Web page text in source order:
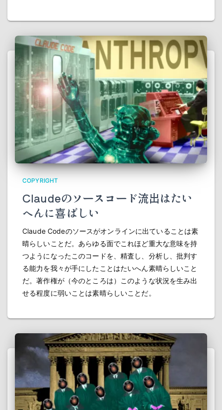
COPYRIGHT
Claudeのソースコード流出はたい
へんに喜ばしい
Claude Codeのソースがオンラインに出ていることは素
晴らしいことだ。あらゆる面でこれほど重大な意味を持
つようになったこのコードを、精査し、分析し、批判す
る能力を我々が手にしたことはたいへん素晴らしいこと
だ。著作権が（今のところは）このような状況を生み出
せる程度に弱いことは素晴らしいことだ。